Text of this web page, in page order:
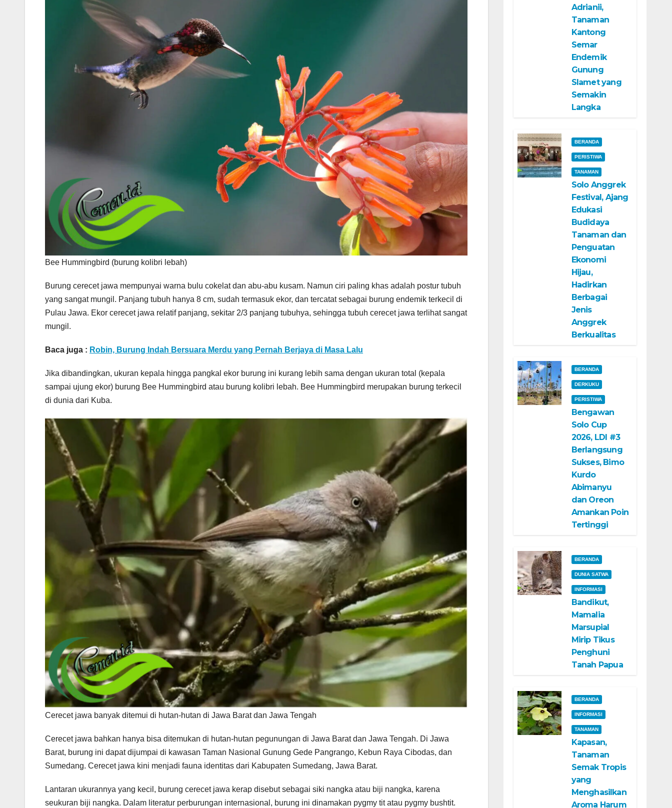
Bee Hummingbird (burung kolibri lebah)
Burung cerecet jawa mempunyai warna bulu cokelat dan abu-abu kusam. Namun ciri paling khas adalah postur tubuh
yang sangat mungil. Panjang tubuh hanya 8 cm, sudah termasuk ekor, dan tercatat sebagai burung endemik terkecil di
Pulau Jawa. Ekor cerecet jawa relatif panjang, sekitar 2/3 panjang tubuhya, sehingga tubuh cerecet jawa terlihat sangat
mungil.
Baca juga : Robin, Burung Indah Bersuara Merdu yang Pernah Berjaya di Masa Lalu
Jika dibandingkan, ukuran kepala hingga pangkal ekor burung ini kurang lebih sama dengan ukuran total (kepala
sampai ujung ekor) burung Bee Hummingbird atau burung kolibri lebah. Bee Hummingbird merupakan burung terkecil
di dunia dari Kuba.
Cerecet jawa banyak ditemui di hutan-hutan di Jawa Barat dan Jawa Tengah
Cerecet jawa bahkan hanya bisa ditemukan di hutan-hutan pegunungan di Jawa Barat dan Jawa Tengah. Di Jawa
Barat, burung ini dapat dijumpai di kawasan Taman Nasional Gunung Gede Pangrango, Kebun Raya Cibodas, dan
Sumedang. Cerecet jawa kini menjadi fauna identitas dari Kabupaten Sumedang, Jawa Barat.
Lantaran ukurannya yang kecil, burung cerecet jawa kerap disebut sebagai siki nangka atau biji nangka, karena
seukuran biji nangka. Dalam literatur perburungan internasional, burung ini dinamakan pygmy tit atau pygmy bushtit.
Adrianii,
Tanaman
Kantong
Semar
Endemik
Gunung
Slamet yang
Semakin
Langka
BERANDA
PERISTIWA
TANAMAN
Solo Anggrek
Festival, Ajang
Edukasi
Budidaya
Tanaman dan
Penguatan
Ekonomi
Hijau,
Hadirkan
Berbagai
Jenis
Anggrek
Berkualitas
BERANDA
DERKUKU
PERISTIWA
Bengawan
Solo Cup
2026, LDI #3
Berlangsung
Sukses, Bimo
Kurdo
Abimanyu
dan Oreon
Amankan Poin
Tertinggi
BERANDA
DUNIA SATWA
INFORMASI
Bandikut,
Mamalia
Marsupial
Mirip Tikus
Penghuni
Tanah Papua
BERANDA
INFORMASI
TANAMAN
Kapasan,
Tanaman
Semak Tropis
yang
Menghasilkan
Aroma Harum